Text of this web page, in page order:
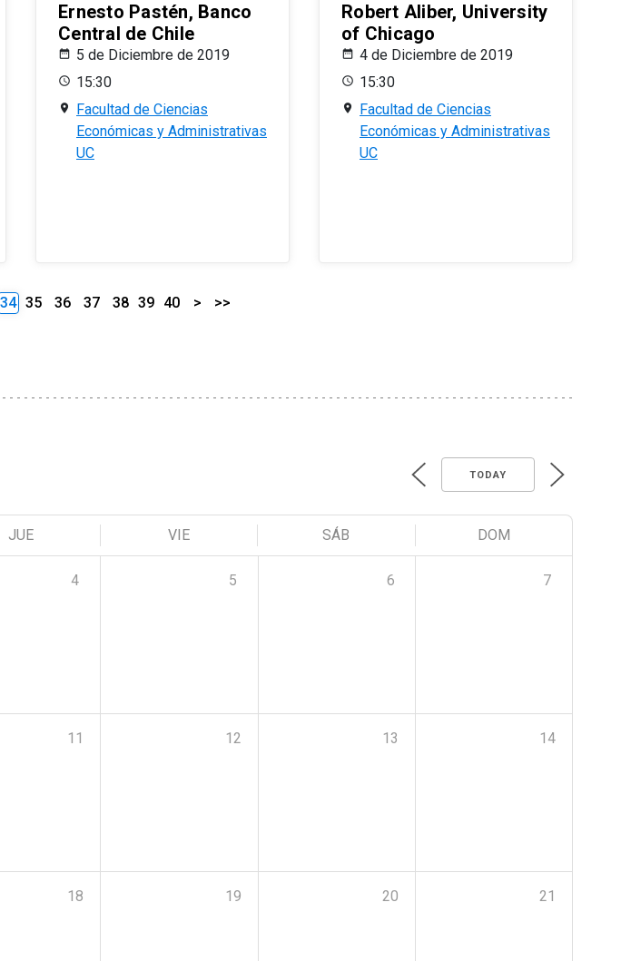
Ernesto Pastén, Banco
Central de Chile
5 de Diciembre de 2019
15:30
Facultad de Ciencias
Económicas y Administrativas
UC
Robert Aliber, University
of Chicago
4 de Diciembre de 2019
15:30
Facultad de Ciencias
Económicas y Administrativas
UC
34 35 36 37 38 39 40 > >>
TODAY
JUE VIE SÁB DOM
4 5 6 7
11 12 13 14
18 19 20 21